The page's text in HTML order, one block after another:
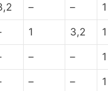
– – 1
1 3,2 1
– – 1
– – 1